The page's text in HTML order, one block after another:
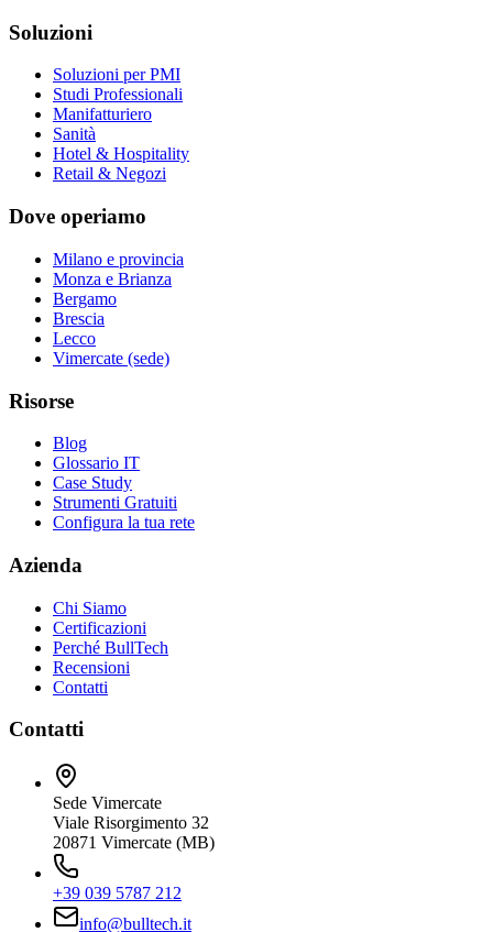
Soluzioni
Soluzioni per PMI
Studi Professionali
Manifatturiero
Sanità
Hotel & Hospitality
Retail & Negozi
Dove operiamo
Milano e provincia
Monza e Brianza
Bergamo
Brescia
Lecco
Vimercate (sede)
Risorse
Blog
Glossario IT
Case Study
Strumenti Gratuiti
Configura la tua rete
Azienda
Chi Siamo
Certificazioni
Perché BullTech
Recensioni
Contatti
Contatti
Sede Vimercate
Viale Risorgimento 32
20871 Vimercate (MB)
+39 039 5787 212
info@bulltech.it